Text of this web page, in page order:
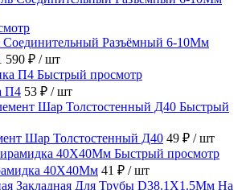
Разъёмный 6-10Мм
590 ₽ / шт
Быстрый просмотр
П4 53 ₽ / шт
Быстрый
Шар Толстостенный Д40 49 ₽ / шт
Быстрый просмотр
40X40Мм 41 ₽ / шт